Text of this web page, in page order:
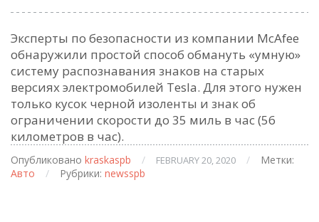
Эксперты по безопасности из компании McAfee
обнаружили простой способ обмануть «умную»
систему распознавания знаков на старых
версиях электромобилей Tesla. Для этого нужен
только кусок черной изоленты и знак об
ограничении скорости до 35 миль в час (56
километров в час).
Опубликовано kraskaspb / FEBRUARY 20, 2020 /
Метки:
Авто
/ Рубрики: newsspb